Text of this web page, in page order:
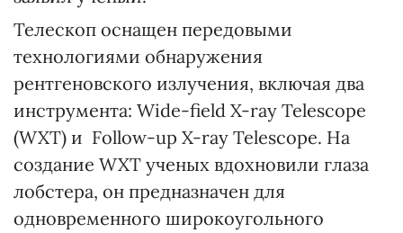
Телескоп оснащен передовыми
технологиями обнаружения
рентгеновского излучения, включая два
инструмента: Wide-field X-ray Telescope
(WXT) и Follow-up X-ray Telescope. На
создание WXT ученых вдохновили глаза
лобстера, он предназначен для
одновременного широкоугольного